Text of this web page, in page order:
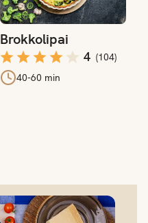
Brokkolipai
4 (104)
40-60 min